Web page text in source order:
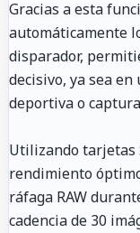
Gracias a esta
automáticamente
disparador,
decisivo, ya sea
deportiva o
Utilizando tarjetas
rendimiento
ráfaga RAW
cadencia de 30